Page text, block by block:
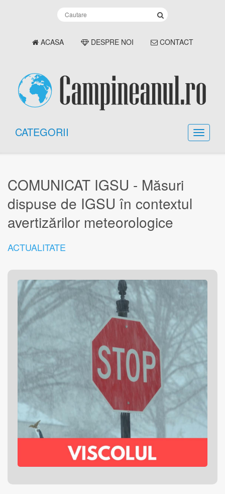
ACASA DESPRE NOI CONTACT
CATEGORII
COMUNICAT IGSU - Măsuri
dispuse de IGSU în contextul
avertizărilor meteorologice
ACTUALITATE